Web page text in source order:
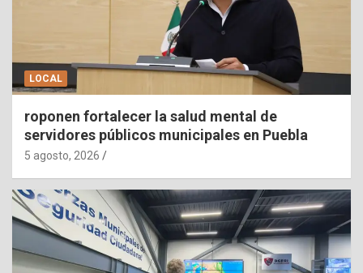
LOCAL
roponen fortalecer la salud mental de
servidores públicos municipales en Puebla
5 agosto, 2026